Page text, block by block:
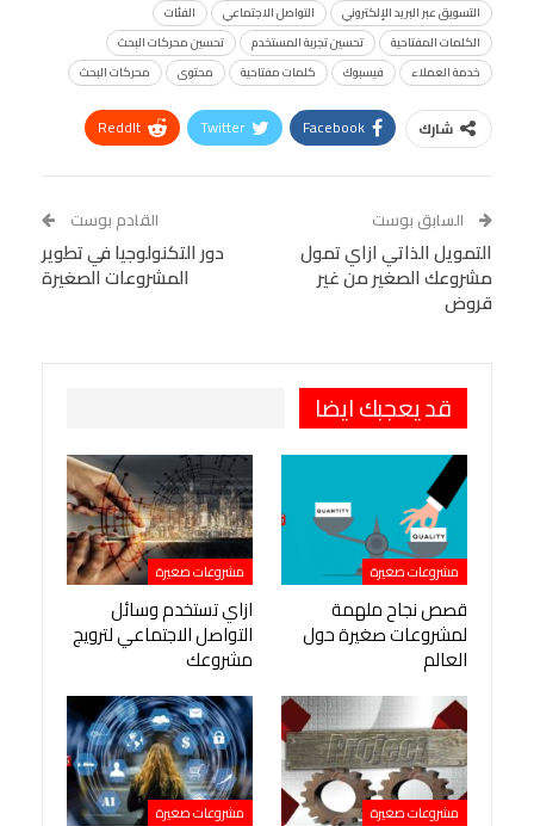
التسويق عبر البريد الإلكتروني
التواصل الاجتماعي
الفئات
الكلمات المفتاحية
تحسين تجربة المستخدم
تحسين محركات البحث
خدمة العملاء
فيسبوك كلمات مفتاحية محتوى محركات البحث
شارك Facebook
Twitter
ReddIt
Tumblr
البريد الإلكتروني
StumbleUpon
VK
Digg
LINE
Viber
السابق بوست
التمويل الذاتي ازاي تمول
مشروعك الصغير من غير
قروض
القادم بوست
دور التكنولوجيا في تطوير
المشروعات الصغيرة
قد يعجبك ايضا
مشروعات صغيرة
قصص نجاح ملهمة
لمشروعات صغيرة حول
العالم
مشروعات صغيرة
ازاي تستخدم وسائل
التواصل الاجتماعي لترويج
مشروعك
مشروعات صغيرة مشروعات صغيرة